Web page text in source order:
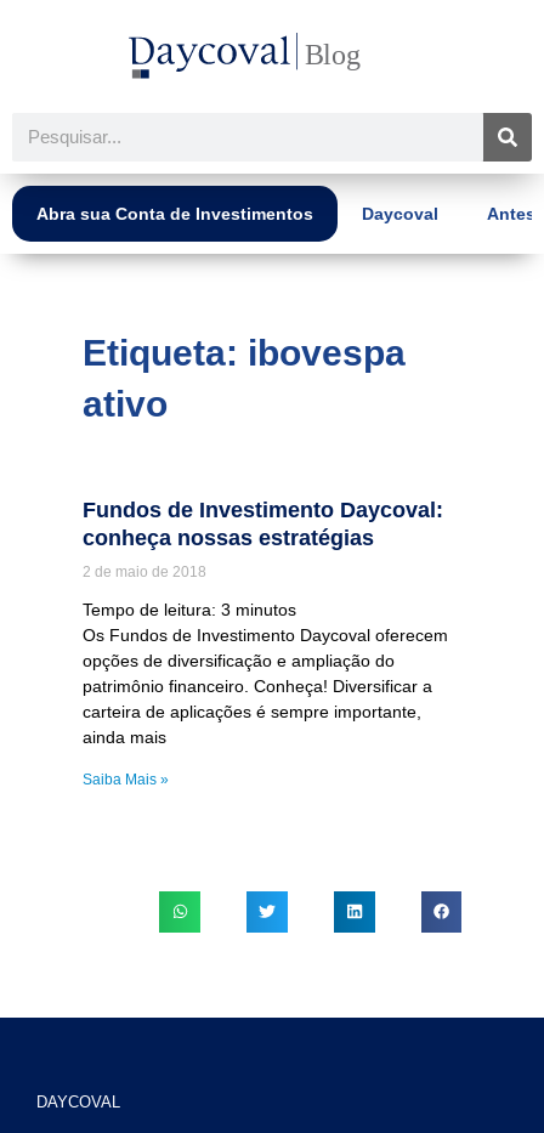
Pesquisar
Abra sua Conta de Investimentos Daycoval Antes
Etiqueta: ibovespa
ativo
Fundos de Investimento Daycoval:
conheça nossas estratégias
2 de maio de 2018
Tempo de leitura: 3 minutos
Os Fundos de Investimento Daycoval oferecem
opções de diversificação e ampliação do
patrimônio financeiro. Conheça! Diversificar a
carteira de aplicações é sempre importante,
ainda mais
Saiba Mais »
DAYCOVAL